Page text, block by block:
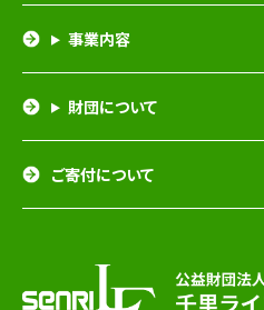
事業内容
財団について
ご寄付について